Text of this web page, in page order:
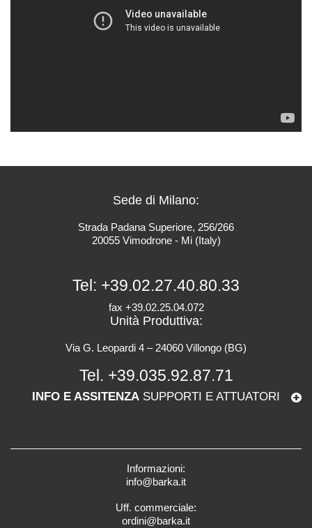
Sede di Milano:
Strada Padana Superiore, 256/266
20055 Vimodrone - Mi (Italy)
Tel: +39.02.27.40.80.33
fax +39.02.25.04.072
Unità Produttiva:
Via G. Leopardi 4 – 24060 Villongo (BG)
Tel. +39.035.92.87.71
INFO E ASSITENZA SUPPORTI E ATTUATORI
Informazioni:
info@barka.it
Uff. commerciale:
ordini@barka.it